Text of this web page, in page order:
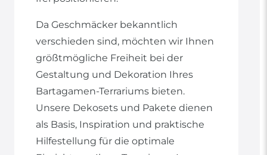
Da Geschmäcker bekanntlich
verschieden sind, möchten wir Ihnen
größtmögliche Freiheit bei der
Gestaltung und Dekoration Ihres
Bartagamen-Terrariums bieten.
Unsere Dekosets und Pakete dienen
als Basis, Inspiration und praktische
Hilfestellung für die optimale